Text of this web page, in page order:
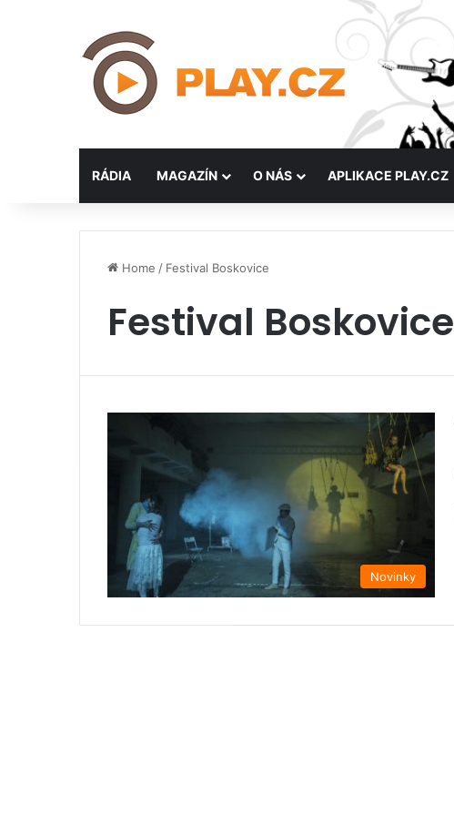
RÁDIA MAGAZÍN O NÁS APLIKACE PLAY.CZ
Home / Festival Boskovice
Festival Boskovice
Novinky